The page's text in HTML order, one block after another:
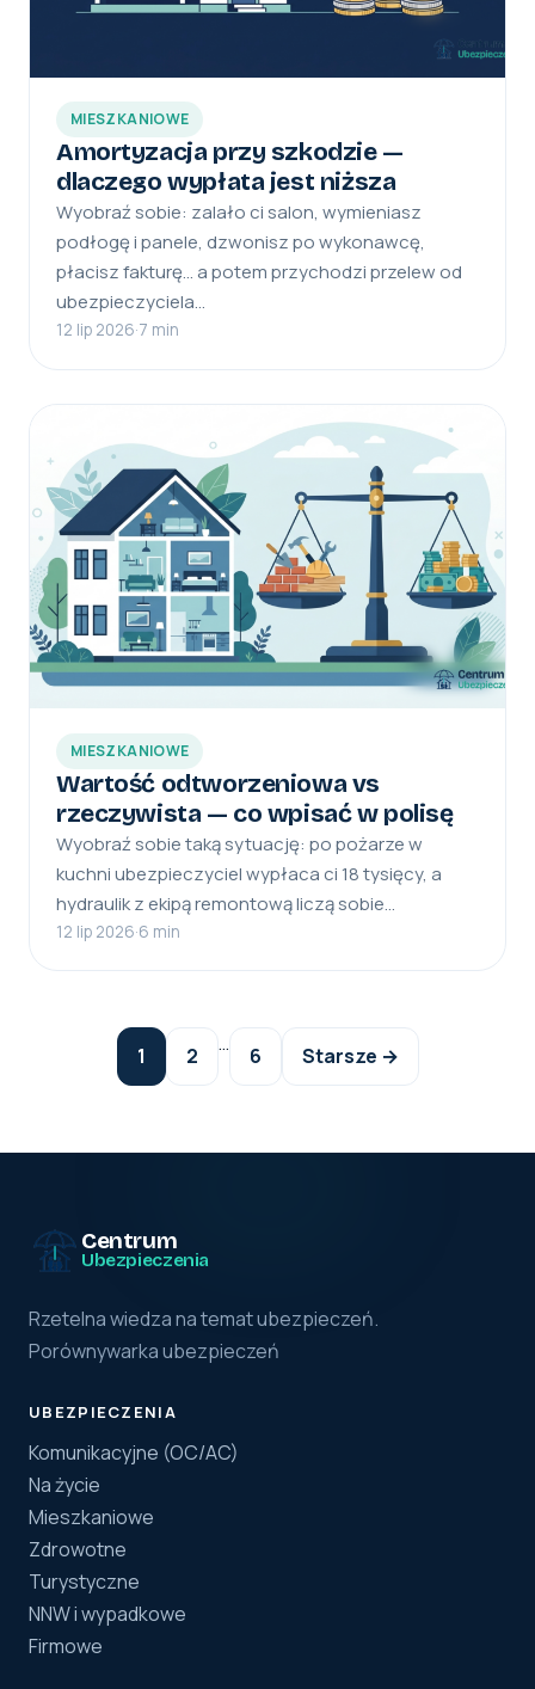
MIESZKANIOWE
Amortyzacja przy szkodzie —
dlaczego wypłata jest niższa
Wyobraź sobie: zalało ci salon, wymieniasz
podłogę i panele, dzwonisz po wykonawcę,
płacisz fakturę… a potem przychodzi przelew od
ubezpieczyciela…
12 lip 2026·7 min
MIESZKANIOWE
Wartość odtworzeniowa vs
rzeczywista — co wpisać w polisę
Wyobraź sobie taką sytuację: po pożarze w
kuchni ubezpieczyciel wypłaca ci 18 tysięcy, a
hydraulik z ekipą remontową liczą sobie…
12 lip 2026·6 min
Stronicowanie
wpisów
1 2 … 6 Starsze →
Centrum
Ubezpieczenia
Rzetelna wiedza na temat ubezpieczeń.
Porównywarka ubezpieczeń
UBEZPIECZENIA
Komunikacyjne (OC/AC)
Na życie
Mieszkaniowe
Zdrowotne
Turystyczne
NNW i wypadkowe
Firmowe